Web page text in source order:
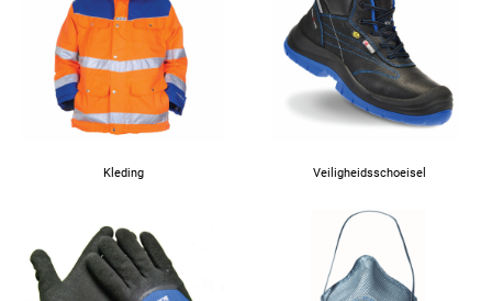
Kleding Veiligheidsschoeisel